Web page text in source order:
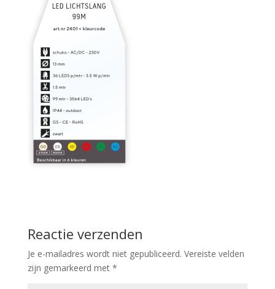
Reactie verzenden
Je e-mailadres wordt niet gepubliceerd. Vereiste velden
zijn gemarkeerd met *